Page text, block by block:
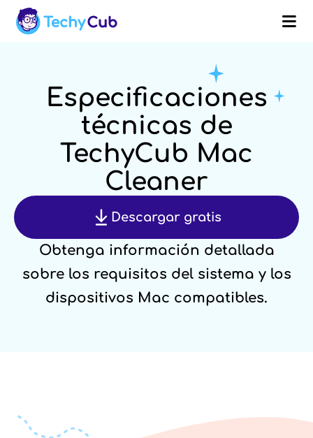
usuario
Especificaciones
técnicas de
TechyCub Mac
Cleaner
Descargar gratis
Obtenga información detallada
sobre los requisitos del sistema y los
dispositivos Mac compatibles.